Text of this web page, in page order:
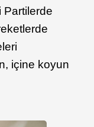
Partilerde
içine koyun